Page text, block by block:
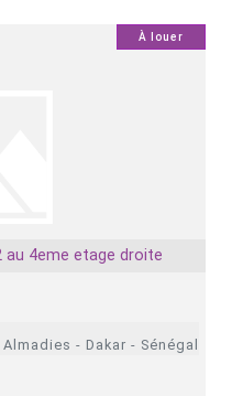
À louer
au 4eme etage droite
0
Almadies - Dakar - Sénégal